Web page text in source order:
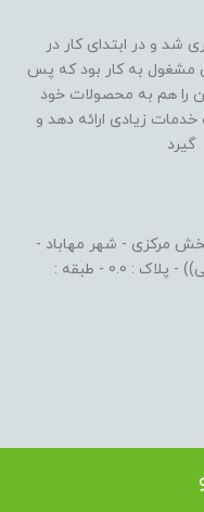
در سال 1395 پایه گذاری شد و در ابتدای کار در
مشغول به کار بود که پس
را هم به محصولات خود
زیادی ارائه دهد و
گیرد
مرکزی - شهر مهاباد -
محله بازار - کوچه ((مقدم)) - کوچه ((دشتی)) - پلاک : 0.0 - طبقه :
Portal